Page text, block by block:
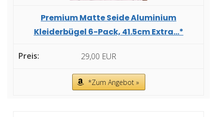
Premium Matte Seide Aluminium
Kleiderbügel 6-Pack, 41.5cm Extra...*
29,00 EUR
*Zum Angebot »